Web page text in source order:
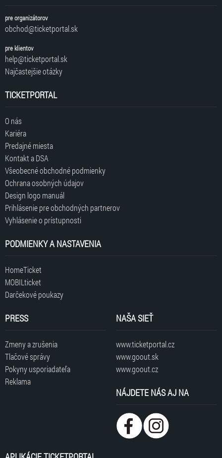
pre organizátorov
obchod@ticketportal.sk
pre klientov
help@ticketportal.sk
Najčastejšie otázky
TICKETPORTAL
O nás
Kariéra
Predajné miesta
Kontakt a DSA
Všeobecné obchodné podmienky
Ochrana osobných údajov
Design logo manuál
Prihlásenie pre obchodných partnerov
Vyhlásenie o prístupnosti
PODMIENKY A NASTAVENIA
HomeTicket
MOBILticket
Darčekové poukazy
PRESS
Zmeny a zrušenia
Tlačové správy
Pokyny usporiadateľa
Reklama
NAŠA SIEŤ
www.ticketportal.cz
www.goout.sk
www.goout.cz
NÁJDETE NÁS AJ NA